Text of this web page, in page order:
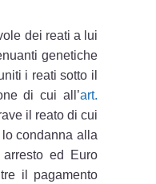
dei reati a lui
genetiche
i reati sotto il
di cui all’art.
il reato di cui
condanna alla
ed Euro
il pagamento